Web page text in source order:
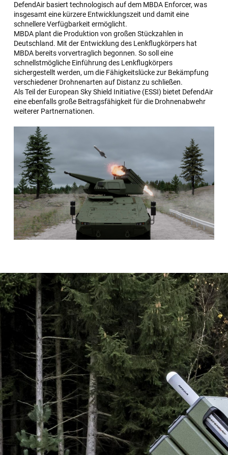
DefendAir basiert technologisch auf dem MBDA Enforcer, was
insgesamt eine kürzere Entwicklungszeit und damit eine
schnellere Verfügbarkeit ermöglicht.
MBDA plant die Produktion von großen Stückzahlen in
Deutschland. Mit der Entwicklung des Lenkflugkörpers hat
MBDA bereits vorvertraglich begonnen. So soll eine
schnellstmögliche Einführung des Lenkflugkörpers
sichergestellt werden, um die Fähigkeitslücke zur Bekämpfung
verschiedener Drohnenarten auf Distanz zu schließen.
Als Teil der European Sky Shield Initiative (ESSI) bietet DefendAir
eine ebenfalls große Beitragsfähigkeit für die Drohnenabwehr
weiterer Partnernationen.